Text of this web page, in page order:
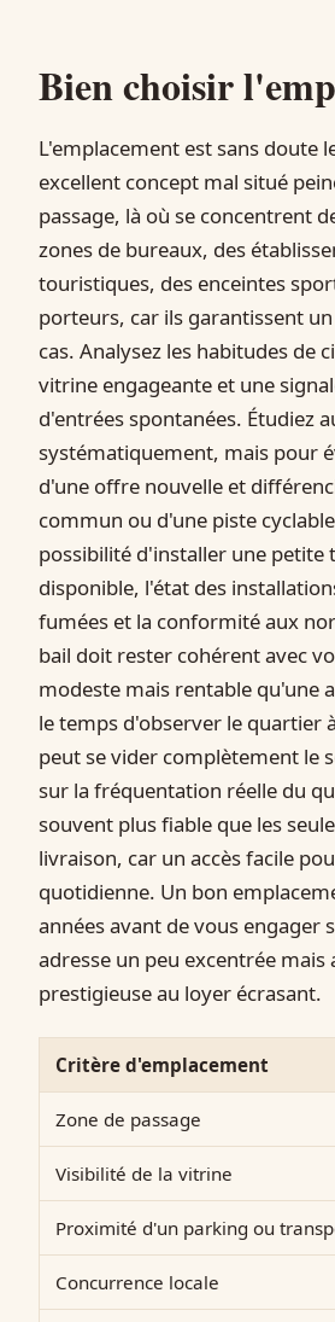
Bien choisir
L'emplacement est sans doute
excellent concept mal situé
passage, là où se concentrent
zones de bureaux, des
touristiques, des enceintes
porteurs, car ils garantissent
cas. Analysez les habitudes
vitrine engageante et une
d'entrées spontanées. Étudiez
systématiquement, mais pour
d'une offre nouvelle et
commun ou d'une piste
possibilité d'installer une petite
disponible, l'état des
fumées et la conformité aux
bail doit rester cohérent avec
modeste mais rentable qu'une
le temps d'observer le quartier
peut se vider complètement le
sur la fréquentation réelle du
souvent plus fiable que les
livraison, car un accès facile
quotidienne. Un bon
années avant de vous
adresse un peu excentrée
prestigieuse au loyer écrasant.
Critère d'emplacement
Zone de passage
Visibilité de la vitrine
Proximité d'un parking ou
Concurrence locale